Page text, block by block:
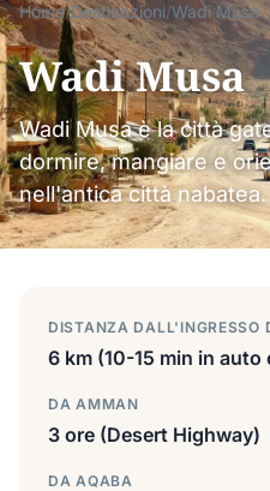
Home/Destinazioni/Wadi Musa
Wadi Musa
Wadi Musa è la città
dormire, mangiare e
nell'antica città nabatea.
DISTANZA DALL'INGRESSO
6 km (10-15 min in auto
DA AMMAN
3 ore (Desert Highway)
DA AQABA